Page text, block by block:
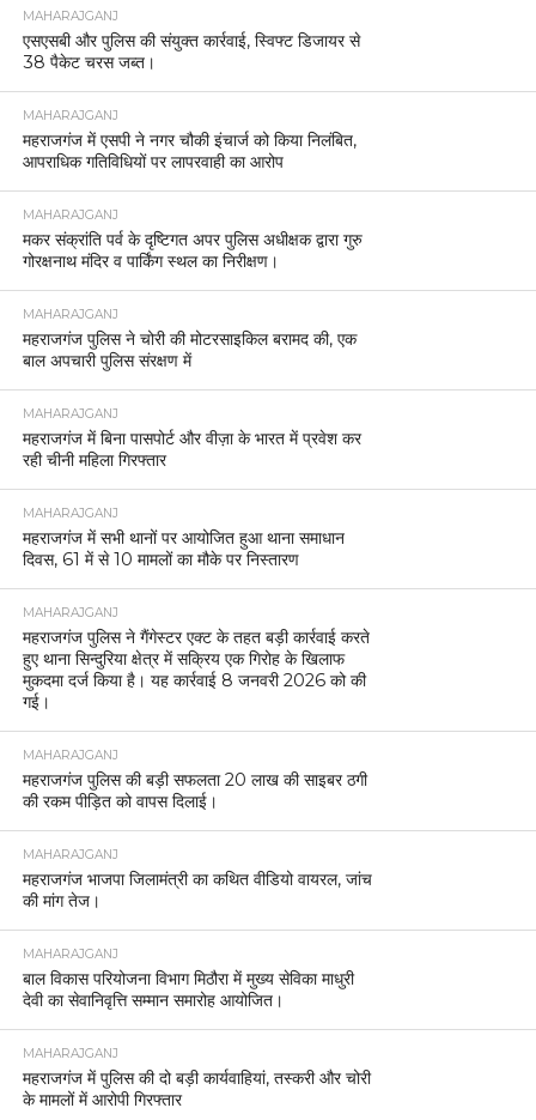
MAHARAJGANJ
एसएसबी और पुलिस की संयुक्त कार्रवाई, स्विफ्ट डिजायर से
38 पैकेट चरस जब्त।
MAHARAJGANJ
महराजगंज में एसपी ने नगर चौकी इंचार्ज को किया निलंबित,
आपराधिक गतिविधियों पर लापरवाही का आरोप
MAHARAJGANJ
मकर संक्रांति पर्व के दृष्टिगत अपर पुलिस अधीक्षक द्वारा गुरु
गोरक्षनाथ मंदिर व पार्किंग स्थल का निरीक्षण।
MAHARAJGANJ
महराजगंज पुलिस ने चोरी की मोटरसाइकिल बरामद की, एक
बाल अपचारी पुलिस संरक्षण में
MAHARAJGANJ
महराजगंज में बिना पासपोर्ट और वीज़ा के भारत में प्रवेश कर
रही चीनी महिला गिरफ्तार
MAHARAJGANJ
महराजगंज में सभी थानों पर आयोजित हुआ थाना समाधान
दिवस, 61 में से 10 मामलों का मौके पर निस्तारण
MAHARAJGANJ
महराजगंज पुलिस ने गैंगेस्टर एक्ट के तहत बड़ी कार्रवाई करते
हुए थाना सिन्दुरिया क्षेत्र में सक्रिय एक गिरोह के खिलाफ
मुकदमा दर्ज किया है। यह कार्रवाई 8 जनवरी 2026 को की
गई।
MAHARAJGANJ
महराजगंज पुलिस की बड़ी सफलता 20 लाख की साइबर ठगी
की रकम पीड़ित को वापस दिलाई।
MAHARAJGANJ
महराजगंज भाजपा जिलामंत्री का कथित वीडियो वायरल, जांच
की मांग तेज।
MAHARAJGANJ
बाल विकास परियोजना विभाग मिठौरा में मुख्य सेविका माधुरी
देवी का सेवानिवृत्ति सम्मान समारोह आयोजित।
MAHARAJGANJ
महराजगंज में पुलिस की दो बड़ी कार्यवाहियां, तस्करी और चोरी
के मामलों में आरोपी गिरफ्तार